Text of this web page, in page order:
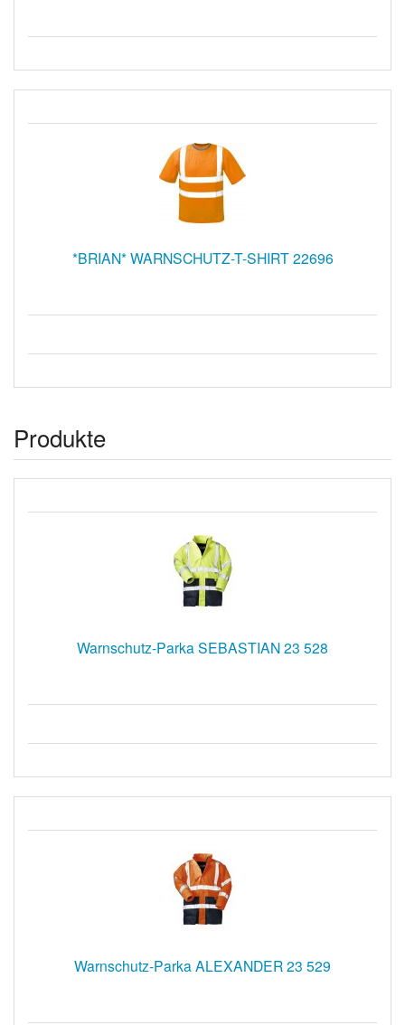
*BRIAN* WARNSCHUTZ-T-SHIRT 22696
Produkte
Warnschutz-Parka SEBASTIAN 23 528
Warnschutz-Parka ALEXANDER 23 529